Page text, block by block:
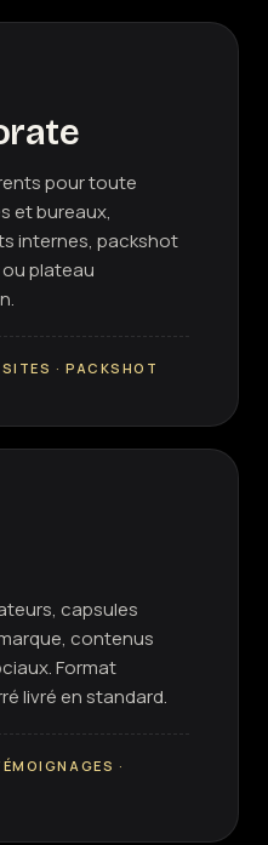
pour toute
et bureaux,
internes, packshot
plateau
· PACKSHOT
capsules
contenus
Format
livré en standard.
·